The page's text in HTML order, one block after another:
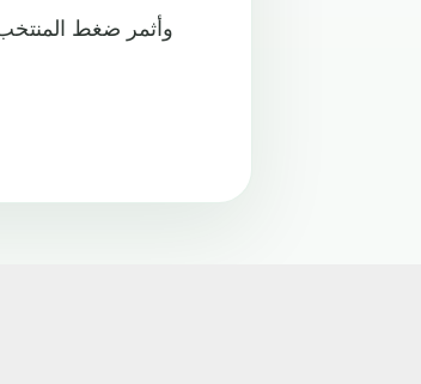
وأثمر ضغط